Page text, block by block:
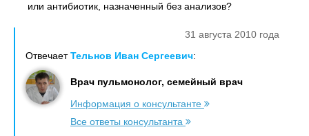
или антибиотик, назначенный без анализов?
31 августа 2010 года
ОтвечаетТельнов Иван Сергеевич:
Врач пульмонолог, семейный врач
Информация о консультанте
Все ответы консультанта